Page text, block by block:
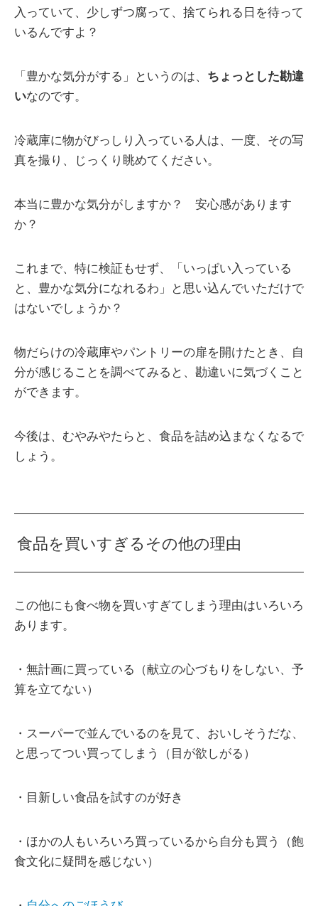
入っていて、少しずつ腐って、捨てられる日を待って
いるんですよ？
「豊かな気分がする」というのは、 ちょっとした勘違
いなのです。
冷蔵庫に物がびっしり入っている人は、一度、その写
真を撮り、じっくり眺めてください。
本当に豊かな気分がしますか？ 安心感があります
か？
これまで、特に検証もせず、「いっぱい入っている
と、豊かな気分になれるわ」と思い込んでいただけで
はないでしょうか？
物だらけの冷蔵庫やパントリーの扉を開けたとき、自
分が感じることを調べてみると、勘違いに気づくこと
ができます。
今後は、むやみやたらと、食品を詰め込まなくなるで
しょう。
食品を買いすぎるその他の理由
この他にも食べ物を買いすぎてしまう理由はいろいろ
あります。
・無計画に買っている（献立の心づもりをしない、予
算を立てない）
・スーパーで並んでいるのを見て、おいしそうだな、
と思ってつい買ってしまう（目が欲しがる）
・目新しい食品を試すのが好き
・ほかの人もいろいろ買っているから自分も買う（飽
食文化に疑問を感じない）